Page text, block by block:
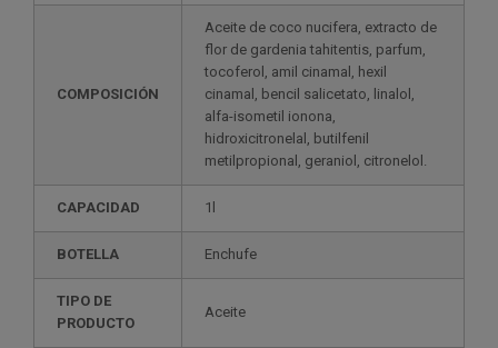
COMPOSICIÓN
Aceite de coco nucifera, extracto de
flor de gardenia tahitentis, parfum,
tocoferol, amil cinamal, hexil
cinamal, bencil salicetato, linalol,
alfa-isometil ionona,
hidroxicitronelal, butilfenil
metilpropional, geraniol, citronelol.
CAPACIDAD 1l
BOTELLA Enchufe
TIPO DE
PRODUCTO
Aceite